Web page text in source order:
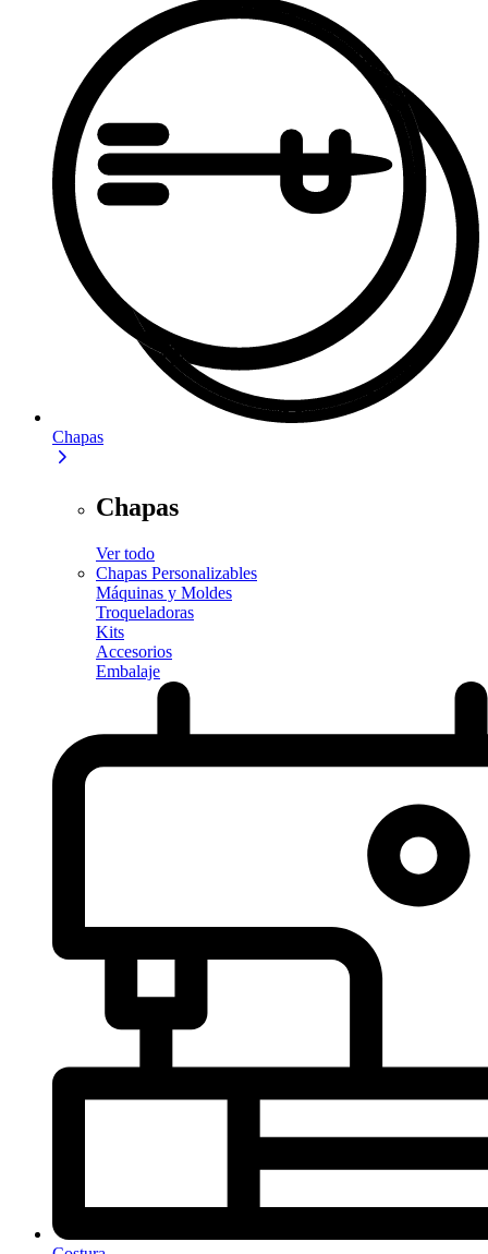
Chapas
Chapas
Ver todo
Chapas Personalizables
Máquinas y Moldes
Troqueladoras
Kits
Accesorios
Embalaje